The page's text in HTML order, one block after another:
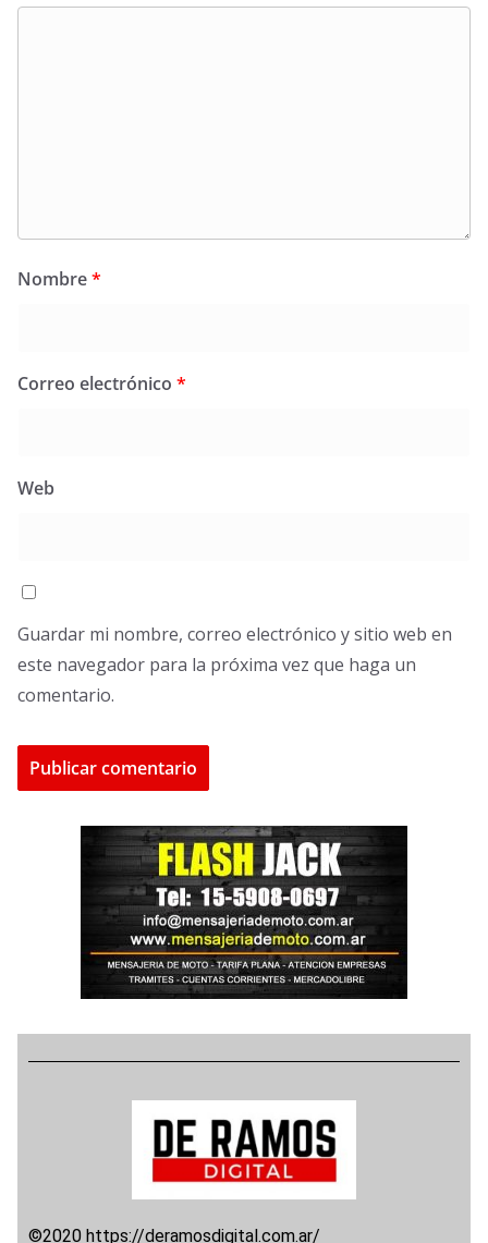
Nombre*
Correo electrónico *
Web
Guardar mi nombre, correo electrónico y sitio web en
este navegador para la próxima vez que haga un
comentario.
©2020 https://deramosdigital.com.ar/